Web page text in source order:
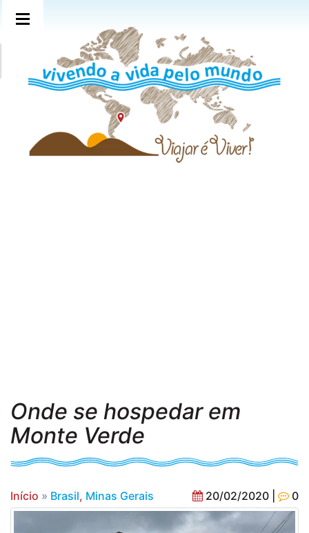
Onde se hospedar em
Monte Verde
Início » Brasil, Minas Gerais 20/02/2020 | 0